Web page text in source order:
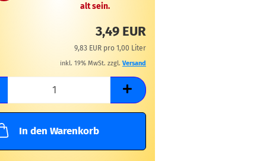
alt sein.
3,49 EUR
9,83 EUR pro 1,00 Liter
inkl. 19% MwSt. zzgl. Versand
In den Warenkorb